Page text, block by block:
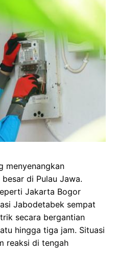
menyenangkan
di Pulau Jawa.
Jakarta Bogor
Jabodetabek sempat
secara bergantian
hingga tiga jam. Situasi
reaksi di tengah